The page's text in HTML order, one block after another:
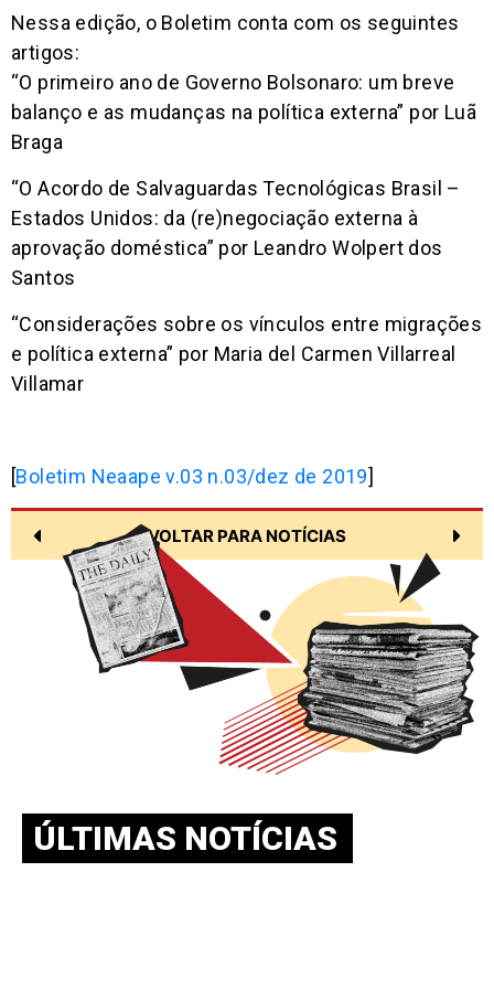
Nessa edição, o Boletim conta com os seguintes
artigos:
“O primeiro ano de Governo Bolsonaro: um breve
balanço e as mudanças na política externa” por Luã
Braga
“O Acordo de Salvaguardas Tecnológicas Brasil –
Estados Unidos: da (re)negociação externa à
aprovação doméstica” por Leandro Wolpert dos
Santos
“Considerações sobre os vínculos entre migrações
e política externa” por Maria del Carmen Villarreal
Villamar
[Boletim Neaape v.03 n.03/dez de 2019]
VOLTAR PARA NOTÍCIAS
ÚLTIMAS NOTÍCIAS